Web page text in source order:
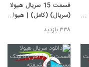
قسمت 15 سریال هیولا
(سریال) (کامل) | هیولا
قسمت پانزدهم | HD
۳۳۸ بازدید